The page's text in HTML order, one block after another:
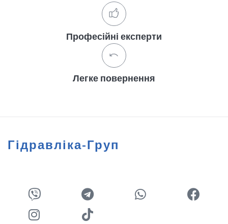
Професійні експерти
Легке повернення
Гідравліка-Груп